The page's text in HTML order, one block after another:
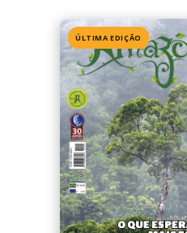
ÚLTIMA EDIÇÃO